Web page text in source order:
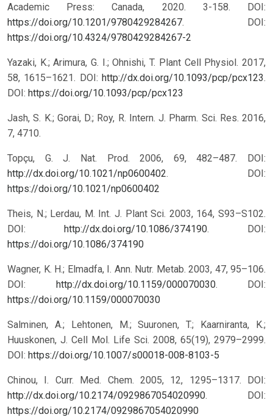
Academic Press: Canada, 2020. 3-158. DOI:
https://doi.org/10.1201/9780429284267. DOI:
https://doi.org/10.4324/9780429284267-2
Yazaki, K.; Arimura, G. I.; Ohnishi, T. Plant Cell Physiol. 2017,
58, 1615–1621. DOI: http://dx.doi.org/10.1093/pcp/pcx123.
DOI: https://doi.org/10.1093/pcp/pcx123
Jash, S. K.; Gorai, D.; Roy, R. Intern. J. Pharm. Sci. Res. 2016,
7, 4710.
Topçu, G. J. Nat. Prod. 2006, 69, 482–487. DOI:
http://dx.doi.org/10.1021/np0600402. DOI:
https://doi.org/10.1021/np0600402
Theis, N.; Lerdau, M. Int. J. Plant Sci. 2003, 164, S93–S102.
DOI: http://dx.doi.org/10.1086/374190. DOI:
https://doi.org/10.1086/374190
Wagner, K. H.; Elmadfa, I. Ann. Nutr. Metab. 2003, 47, 95–106.
DOI: http://dx.doi.org/10.1159/000070030. DOI:
https://doi.org/10.1159/000070030
Salminen, A.; Lehtonen, M.; Suuronen, T.; Kaarniranta, K.;
Huuskonen, J. Cell Mol. Life Sci. 2008, 65(19), 2979–2999.
DOI: https://doi.org/10.1007/s00018-008-8103-5
Chinou, I. Curr. Med. Chem. 2005, 12, 1295–1317. DOI:
http://dx.doi.org/10.2174/0929867054020990. DOI:
https://doi.org/10.2174/0929867054020990